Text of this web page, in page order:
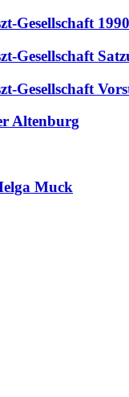
Gesellschaft
Gesellschaft
Gesellschaft
Altenburg
Muck